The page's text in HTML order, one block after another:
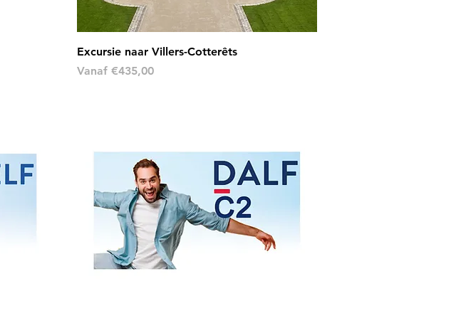
Excursie naar Villers-Cotterêts
Vanaf €435,00
Verkoopprijs